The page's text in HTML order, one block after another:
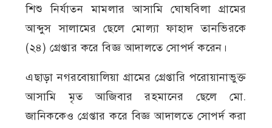
শিশু নির্যাতন মামলার আসামি ঘোষবিলা গ্রামের
আব্দুস সালামের ছেলে মোল্যা ফাহাদ তানভিরকে
(২৪) গ্রেপ্তার করে বিজ্ঞ আদালতে সোপর্দ করেন।
এছাড়া নগরবোয়ালিয়া গ্রামের গ্রেপ্তারি পরোয়ানাভুক্ত
আসামি মৃত আজিবার রহমানের ছেলে মো.
জানিককেও গ্রেপ্তার করে বিজ্ঞ আদালতে সোপর্দ করা